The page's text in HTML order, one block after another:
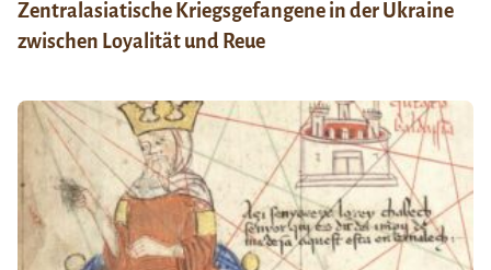
Zentralasiatische Kriegsgefangene in der Ukraine
zwischen Loyalität und Reue